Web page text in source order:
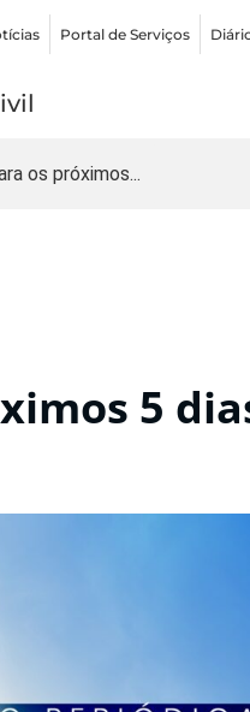
Portal de Serviços
os próximos...
5